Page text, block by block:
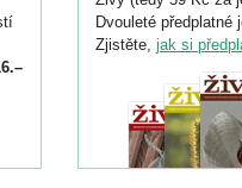
Dvouleté předplatné
Zjistěte, jak si